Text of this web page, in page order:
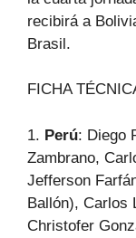
recibirá a
Brasil.
FICHA
1. Perú: Diego
Zambrano,
Jefferson
Ballón), Carlos
Christofer